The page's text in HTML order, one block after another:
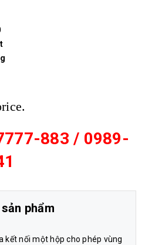
883 / 0989-
phẩm
kết nối một hộp cho phép vùng